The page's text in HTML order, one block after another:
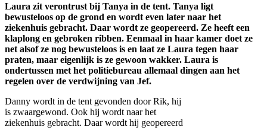
Laura zit verontrust bij Tanya in de tent. Tanya ligt
bewusteloos op de grond en wordt even later naar het
ziekenhuis gebracht. Daar wordt ze geopereerd. Ze heeft een
klaplong en gebroken ribben. Eenmaal in haar kamer doet ze
net alsof ze nog bewusteloos is en laat ze Laura tegen haar
praten, maar eigenlijk is ze gewoon wakker. Laura is
ondertussen met het politiebureau allemaal dingen aan het
regelen over de verdwijning van Jef.
Danny wordt in de tent gevonden door Rik, hij
is zwaargewond. Ook hij wordt naar het
ziekenhuis gebracht. Daar wordt hij geopereerd